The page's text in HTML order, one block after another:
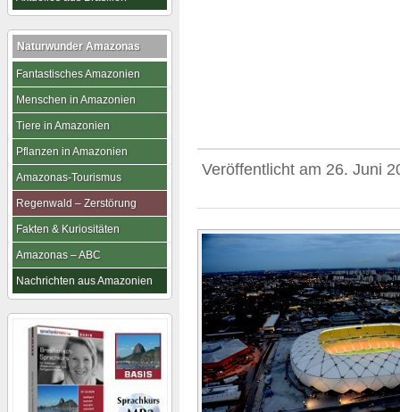
Veröffentlicht am 26. Juni
Naturwunder Amazonas
Fantastisches Amazonien
Menschen in Amazonien
Tiere in Amazonien
Pflanzen in Amazonien
Amazonas-Tourismus
Regenwald – Zerstörung
Fakten & Kuriositäten
Amazonas – ABC
Nachrichten aus Amazonien